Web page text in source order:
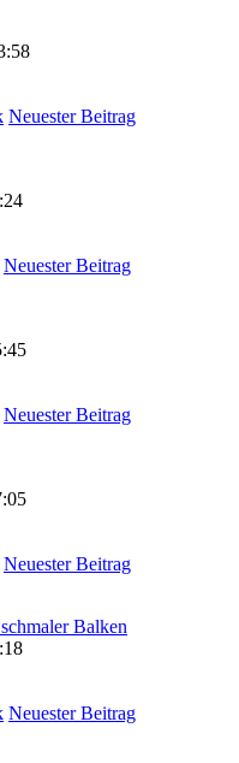
Neuester Beitrag
Neuester Beitrag
Neuester Beitrag
Neuester Beitrag
Balken
Neuester Beitrag